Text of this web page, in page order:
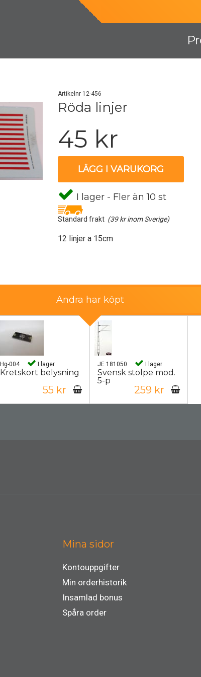
Artikelnr 12-456
Röda linjer
45 kr
LÄGG I VARUKORG
I lager - Fler än 10 st
Standard frakt (39 kr inom Sverige)
12 linjer a 15cm
Andra har köpt
Hg-004 I lager
Kretskort belysning
55 kr
JE 181050 I lager
Svensk stolpe mod.
5-p
259 kr
Mina sidor
Kontouppgifter
Min orderhistorik
Insamlad bonus
Spåra order